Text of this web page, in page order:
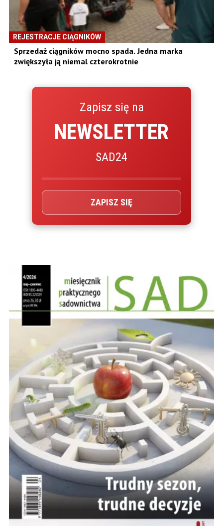
REJESTRACJE CIĄGNIKÓW
Sprzedaż ciągników mocno spada. Jedna marka
zwiększyła ją niemal czterokrotnie
Zapisz się na
NEWSLETTER
SAD24
ZAPISZ SIĘ